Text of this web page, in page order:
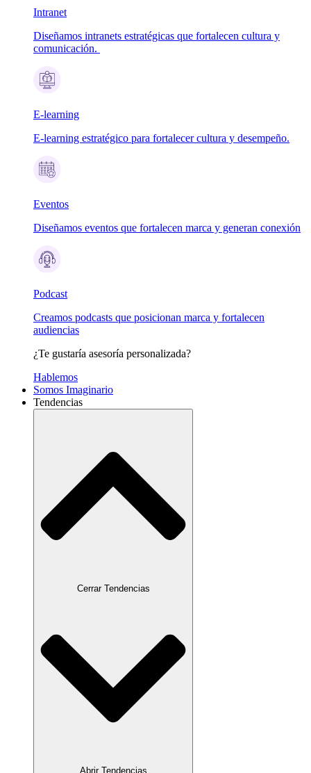
Intranet
Diseñamos intranets estratégicas que fortalecen cultura y
comunicación.
E-learning
E-learning estratégico para fortalecer cultura y desempeño.
Eventos
Diseñamos eventos que fortalecen marca y generan conexión
Podcast
Creamos podcasts que posicionan marca y fortalecen
audiencias
¿Te gustaría asesoría personalizada?
Hablemos
Somos Imaginario
Tendencias
Cerrar Tendencias
Abrir Tendencias